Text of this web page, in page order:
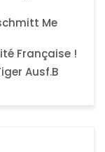
Me
Française !
Ausf.B